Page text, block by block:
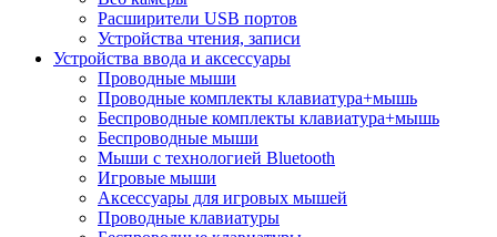
Расширители USB портов
Устройства чтения, записи
Устройства ввода и аксессуары
Проводные мыши
Проводные комплекты клавиатура+мышь
Беспроводные комплекты клавиатура+мышь
Беспроводные мыши
Мыши с технологией Bluetooth
Игровые мыши
Аксессуары для игровых мышей
Проводные клавиатуры